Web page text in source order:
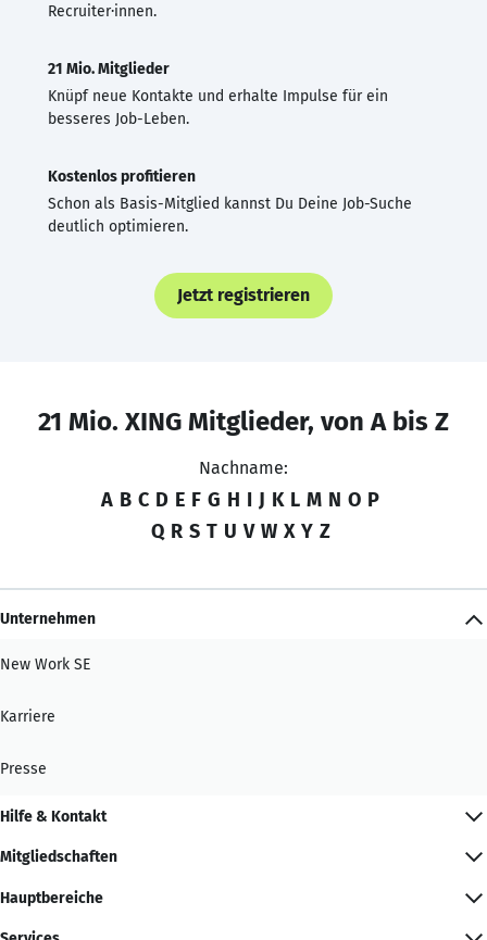
Recruiter·innen.
21 Mio. Mitglieder
Knüpf neue Kontakte und erhalte Impulse für ein
besseres Job-Leben.
Kostenlos profitieren
Schon als Basis-Mitglied kannst Du Deine Job-Suche
deutlich optimieren.
Jetzt registrieren
21 Mio. XING Mitglieder, von A bis Z
Nachname:
A B C D E F G H I J K L M N O P
Q R S T U V W X Y Z
Unternehmen
New Work SE
Karriere
Presse
Hilfe & Kontakt
Mitgliedschaften
Hauptbereiche